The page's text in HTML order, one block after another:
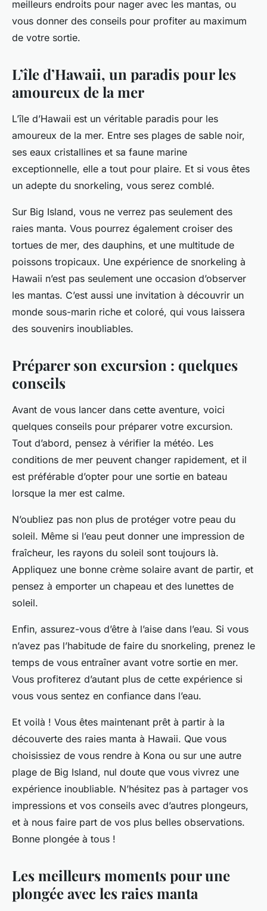
meilleurs endroits pour nager avec les mantas, ou
vous donner des conseils pour profiter au maximum
de votre sortie.
L’île d’Hawaii, un paradis pour les
amoureux de la mer
L’île d’Hawaii est un véritable paradis pour les
amoureux de la mer. Entre ses plages de sable noir,
ses eaux cristallines et sa faune marine
exceptionnelle, elle a tout pour plaire. Et si vous êtes
un adepte du snorkeling, vous serez comblé.
Sur Big Island, vous ne verrez pas seulement des
raies manta. Vous pourrez également croiser des
tortues de mer, des dauphins, et une multitude de
poissons tropicaux. Une expérience de snorkeling à
Hawaii n’est pas seulement une occasion d’observer
les mantas. C’est aussi une invitation à découvrir un
monde sous-marin riche et coloré, qui vous laissera
des souvenirs inoubliables.
Préparer son excursion : quelques
conseils
Avant de vous lancer dans cette aventure, voici
quelques conseils pour préparer votre excursion.
Tout d’abord, pensez à vérifier la météo. Les
conditions de mer peuvent changer rapidement, et il
est préférable d’opter pour une sortie en bateau
lorsque la mer est calme.
N’oubliez pas non plus de protéger votre peau du
soleil. Même si l’eau peut donner une impression de
fraîcheur, les rayons du soleil sont toujours là.
Appliquez une bonne crème solaire avant de partir, et
pensez à emporter un chapeau et des lunettes de
soleil.
Enfin, assurez-vous d’être à l’aise dans l’eau. Si vous
n’avez pas l’habitude de faire du snorkeling, prenez le
temps de vous entraîner avant votre sortie en mer.
Vous profiterez d’autant plus de cette expérience si
vous vous sentez en confiance dans l’eau.
Et voilà ! Vous êtes maintenant prêt à partir à la
découverte des raies manta à Hawaii. Que vous
choisissiez de vous rendre à Kona ou sur une autre
plage de Big Island, nul doute que vous vivrez une
expérience inoubliable. N’hésitez pas à partager vos
impressions et vos conseils avec d’autres plongeurs,
et à nous faire part de vos plus belles observations.
Bonne plongée à tous !
Les meilleurs moments pour une
plongée avec les raies manta